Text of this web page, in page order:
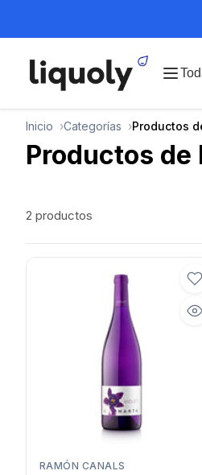
Inicio Categorías Productos
Productos de
2 productos
RAMÓN CANALS